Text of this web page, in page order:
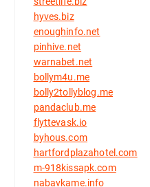
hyves.biz
enoughinfo.net
pinhive.net
warnabet.net
bollym4u.me
bolly2tollyblog.me
pandaclub.me
flyttevask.io
byhous.com
hartfordplazahotel.com
m-918kissapk.com
nabavkame.info